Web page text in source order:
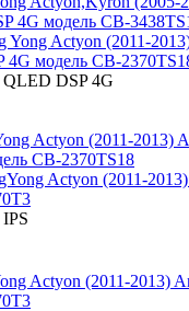
4G модель CB-
DSP 4G
Actyon (2011-2013)
CB-2370TS18
Actyon (2011-2013)